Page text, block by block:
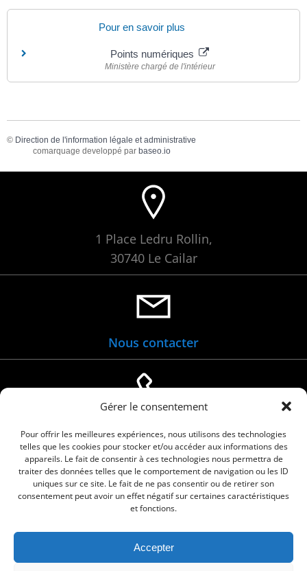
Gérer le consentement
Pour offrir les meilleures expériences, nous utilisons des technologies
telles que les cookies pour stocker et/ou accéder aux informations des
appareils. Le fait de consentir à ces technologies nous permettra de
traiter des données telles que le comportement de navigation ou les ID
uniques sur ce site. Le fait de ne pas consentir ou de retirer son
consentement peut avoir un effet négatif sur certaines caractéristiques
et fonctions.
Accepter
Pour en savoir plus
Points numériques
Ministère chargé de l'intérieur
© Direction de l'information légale et administrative
comarquage developpé par baseo.io
1 Place Ledru Rollin,
30740 Le Cailar
Nous contacter
04 66 88 01 05